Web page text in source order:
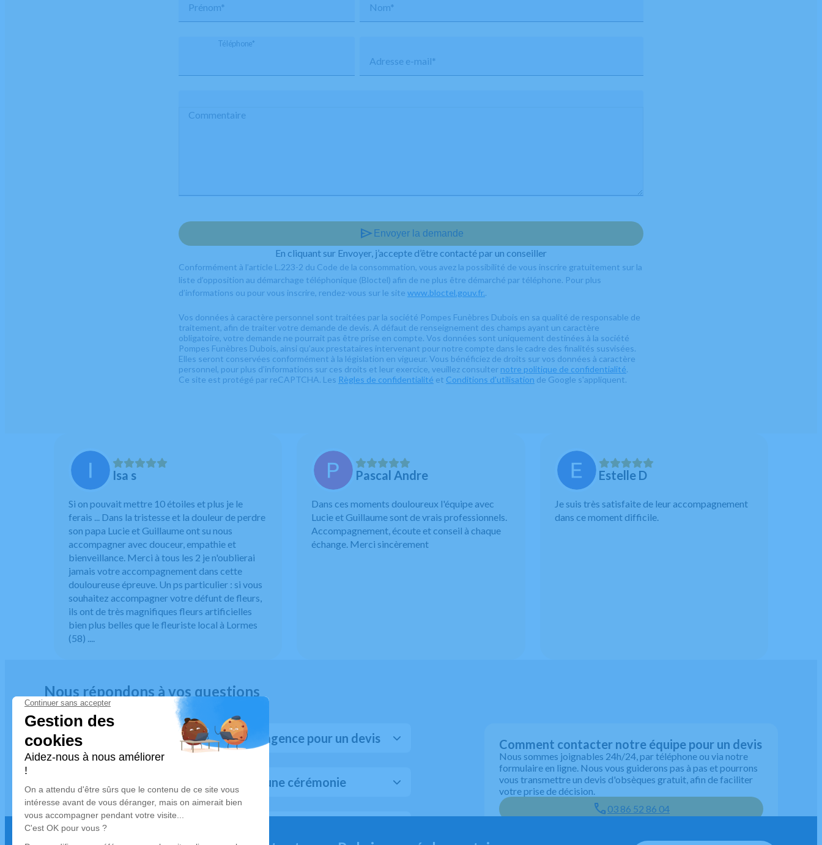
Prénom* Nom*
Téléphone*
Adresse e-mail*
Commentaire
send Envoyer la demande
En cliquant sur Envoyer, j’accepte d’être contacté par un conseiller
Conformément à l’article L.223-2 du Code de la consommation, vous avez la possibilité de vous inscrire gratuitement sur la
liste d’opposition au démarchage téléphonique (Bloctel) afin de ne plus être démarché par téléphone. Pour plus
d’informations ou pour vous inscrire, rendez-vous sur le site www.bloctel.gouv.fr..
Vos données à caractère personnel sont traitées par la société Pompes Funèbres Dubois en sa qualité de responsable de
traitement, afin de traiter votre demande de devis. A défaut de renseignement des champs ayant un caractère
obligatoire, votre demande ne pourrait pas être prise en compte. Vos données sont uniquement destinées à la société
Pompes Funèbres Dubois, ainsi qu’aux prestataires intervenant pour notre compte dans le cadre des finalités susvisées.
Elles seront conservées conformément à la législation en vigueur. Vous bénéficiez de droits sur vos données à caractère
personnel, pour plus d’informations sur ces droits et leur exercice, veuillez consulter notre politique de confidentialité.
Ce site est protégé par reCAPTCHA. Les Règles de confidentialité et Conditions d'utilisation de Google s'appliquent.
Isa s
Si on pouvait mettre 10 étoiles et plus je le
ferais ... Dans la tristesse et la douleur de perdre
son papa Lucie et Guillaume ont su nous
accompagner avec douceur, empathie et
bienveillance. Merci à tous les 2 je n'oublierai
jamais votre accompagnement dans cette
douloureuse épreuve. Un ps particulier : si vous
souhaitez accompagner votre défunt de fleurs,
ils ont de très magnifiques fleurs artificielles
bien plus belles que le fleuriste local à Lormes
(58) ....
Pascal Andre
Dans ces moments douloureux l'équipe avec
Lucie et Guillaume sont de vrais professionnels.
Accompagnement, écoute et conseil à chaque
échange. Merci sincèrement
Estelle D
Je suis très satisfaite de leur accompagnement
dans ce moment difficile.
Nous répondons à vos questions
À quel moment faut-il contacter l'agence pour un devis
Procéder à la préparation d'une cérémonie
Quelles sont les démarches administratives avant de
Comment contacter notre équipe pour un devis
Nous sommes joignables 24h/24, par téléphone ou via notre
formulaire en ligne. Nous vous guiderons pas à pas et pourrons
vous transmettre un devis d'obsèques gratuit, afin de faciliter
votre prise de décision.
03 86 52 86 04